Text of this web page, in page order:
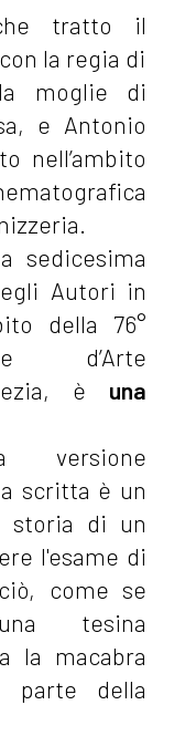
tratto il
la regia di
la moglie di
e Antonio
nell’ambito
sedicesima
Autori in
della 76°
d’Arte
è una
scritta è un
storia di un
l'esame di
come se
tesina
la macabra
parte della